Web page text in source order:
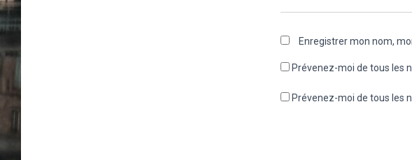
Enregistrer mon nom,
Prévenez-moi de tous les
Prévenez-moi de tous les